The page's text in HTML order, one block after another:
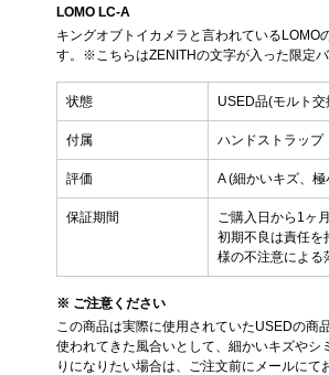
LOMO LC-A
キングオブトイカメラと言われている
す。※こちらはZENITHの文字が入った限定バ
状態 USED品(モルト交
付属 ハンドストラップ
評価 A (細かいキズ、
保証期間
ご購入日から1ヶ月
初期不良は責任を
様の不注意による
※ ご注意ください
この商品は実際に使用されていたUSEDの商
使われてきた風合いとして、細かいキズや
りになりたい場合は、ご注文前にメールにて